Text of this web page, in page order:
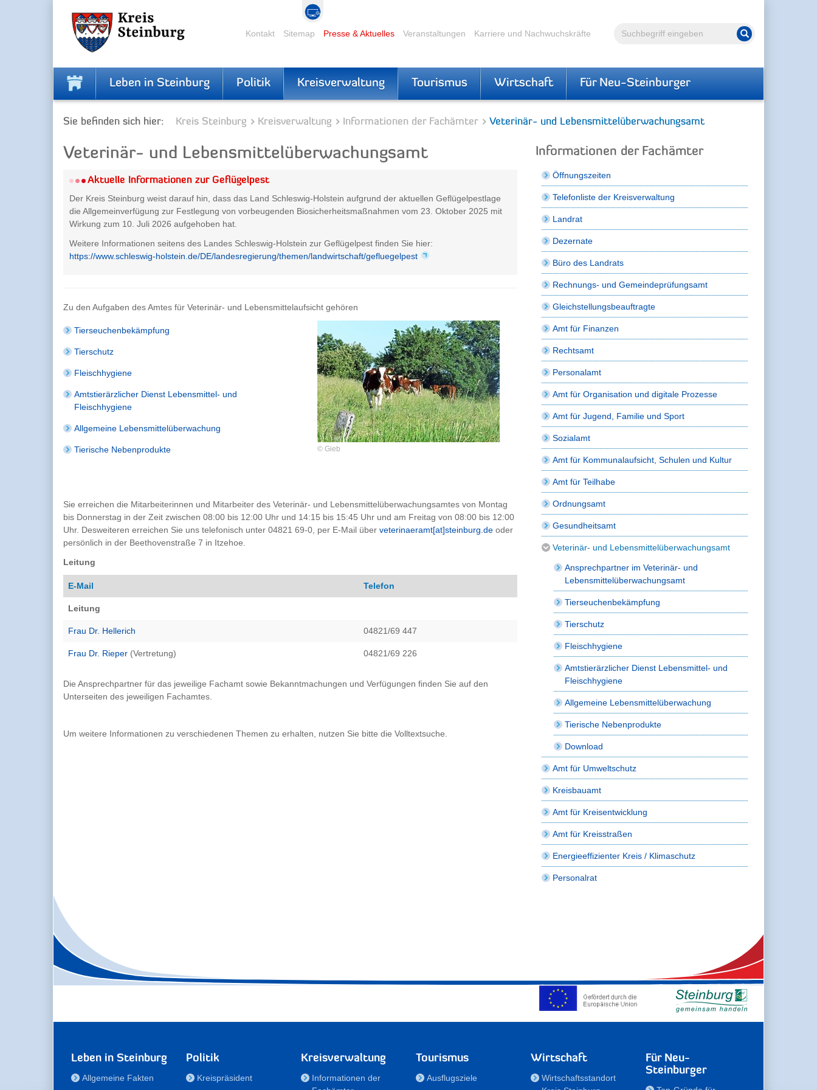
Volltextsuche Suche starten
Kontakt Sitemap Presse & Aktuelles Veranstaltungen Karriere und Nachwuchskräfte
Leben in Steinburg Politik Kreisverwaltung Tourismus Wirtschaft Für Neu-Steinburger
Sie befinden sich hier: Kreis Steinburg Kreisverwaltung Informationen der Fachämter Veterinär- und Lebensmittelüberwachungsamt
Veterinär- und Lebensmittelüberwachungsamt
Aktuelle Informationen zur Geflügelpest
Der Kreis Steinburg weist darauf hin, dass das Land Schleswig-Holstein aufgrund der aktuellen Geflügelpestlage
die Allgemeinverfügung zur Festlegung von vorbeugenden Biosicherheitsmaßnahmen vom 23. Oktober 2025 mit
Wirkung zum 10. Juli 2026 aufgehoben hat.
Weitere Informationen seitens des Landes Schleswig-Holstein zur Geflügelpest finden Sie hier:
https://www.schleswig-holstein.de/DE/landesregierung/themen/landwirtschaft/gefluegelpest
Zu den Aufgaben des Amtes für Veterinär- und Lebensmittelaufsicht gehören
Tierseuchenbekämpfung
Tierschutz
Fleischhygiene
Amtstierärzlicher Dienst Lebensmittel- und
Fleischhygiene
Allgemeine Lebensmittelüberwachung
Tierische Nebenprodukte © Gieb
Sie erreichen die Mitarbeiterinnen und Mitarbeiter des Veterinär- und Lebensmittelüberwachungsamtes von Montag
bis Donnerstag in der Zeit zwischen 08:00 bis 12:00 Uhr und 14:15 bis 15:45 Uhr und am Freitag von 08:00 bis 12:00
Uhr. Desweiteren erreichen Sie uns telefonisch unter 04821 69-0, per E-Mail über veterinaeramt[at]steinburg.de oder
persönlich in der Beethovenstraße 7 in Itzehoe.
Leitung
E-Mail Telefon
Leitung
Frau Dr. Hellerich 04821/69 447
Frau Dr. Rieper (Vertretung) 04821/69 226
Die Ansprechpartner für das jeweilige Fachamt sowie Bekanntmachungen und Verfügungen finden Sie auf den
Unterseiten des jeweiligen Fachamtes.
Um weitere Informationen zu verschiedenen Themen zu erhalten, nutzen Sie bitte die Volltextsuche.
Informationen der Fachämter
Öffnungszeiten
Telefonliste der Kreisverwaltung
Landrat
Dezernate
Büro des Landrats
Rechnungs- und Gemeindeprüfungsamt
Gleichstellungsbeauftragte
Amt für Finanzen
Rechtsamt
Personalamt
Amt für Organisation und digitale Prozesse
Amt für Jugend, Familie und Sport
Sozialamt
Amt für Kommunalaufsicht, Schulen und Kultur
Amt für Teilhabe
Ordnungsamt
Gesundheitsamt
Veterinär- und Lebensmittelüberwachungsamt
Ansprechpartner im Veterinär- und
Lebensmittelüberwachungsamt
Tierseuchenbekämpfung
Tierschutz
Fleischhygiene
Amtstierärzlicher Dienst Lebensmittel- und
Fleischhygiene
Allgemeine Lebensmittelüberwachung
Tierische Nebenprodukte
Download
Amt für Umweltschutz
Kreisbauamt
Amt für Kreisentwicklung
Amt für Kreisstraßen
Energieeffizienter Kreis / Klimaschutz
Personalrat
Leben in Steinburg
Allgemeine Fakten
Politik
Kreispräsident
Kreisverwaltung
Informationen der
Tourismus
Ausflugsziele
Wirtschaft
Wirtschaftsstandort
Für Neu-
Steinburger